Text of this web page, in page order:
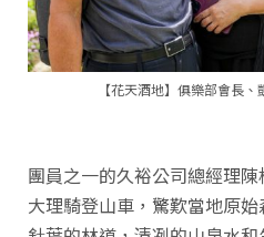
【花天酒地】俱樂部會長
團員之一的久裕公司總經理
大理騎登山車，驚歎當地原